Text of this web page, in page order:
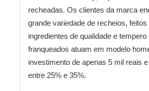
recheadas. Os clientes da marca
grande variedade de recheios, feitos
ingredientes de qualidade e
franqueados atuam em modelo
investimento de apenas 5 mil reais
entre 25% e 35%.